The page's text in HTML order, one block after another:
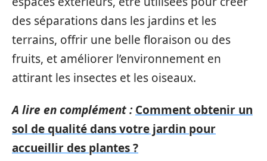
des séparations dans les jardins et les
terrains, offrir une belle floraison ou des
fruits, et améliorer l’environnement en
attirant les insectes et les oiseaux.
A lire en complément : Comment obtenir un
sol de qualité dans votre jardin pour
accueillir des plantes ?